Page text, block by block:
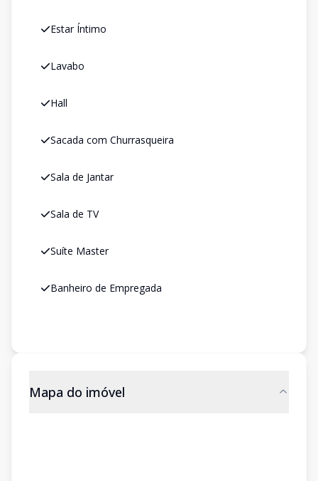
Estar Íntimo
Lavabo
Hall
Sacada com Churrasqueira
Sala de Jantar
Sala de TV
Suíte Master
Banheiro de Empregada
Mapa do imóvel